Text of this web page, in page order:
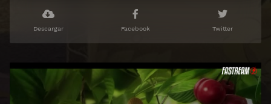
Descargar Facebook Twitter